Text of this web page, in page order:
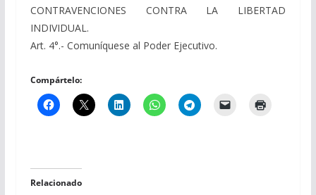
CONTRAVENCIONES CONTRA LA LIBERTAD
INDIVIDUAL.
Art. 4°.- Comuníquese al Poder Ejecutivo.
Compártelo:
Relacionado